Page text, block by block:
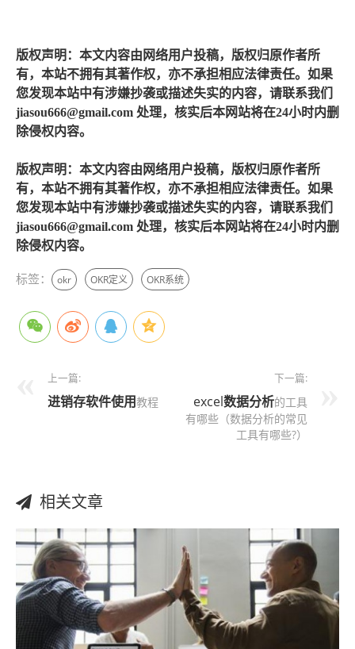
版权声明：本文内容由网络用户投稿，版权归原作者所
有，本站不拥有其著作权，亦不承担相应法律责任。如果
您发现本站中有涉嫌抄袭或描述失实的内容，请联系我们
jiasou666@gmail.com 处理，核实后本网站将在24小时内删
除侵权内容。
版权声明：本文内容由网络用户投稿，版权归原作者所
有，本站不拥有其著作权，亦不承担相应法律责任。如果
您发现本站中有涉嫌抄袭或描述失实的内容，请联系我们
jiasou666@gmail.com 处理，核实后本网站将在24小时内删
除侵权内容。
标签： okr OKR定义 OKR系统
上一篇:
进销存软件使用教程
下一篇:
excel数据分析的工具
有哪些（数据分析的常见
工具有哪些?）
相关文章